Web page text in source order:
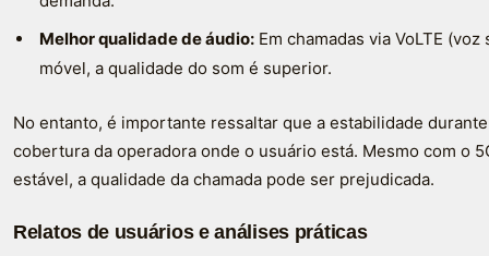
Melhor qualidade de áudio: Em chamadas via VoLTE
móvel, a qualidade do som é superior.
No entanto, é importante ressaltar que a estabilidade
cobertura da operadora onde o usuário está. Mesmo com o
estável, a qualidade da chamada pode ser prejudicada.
Relatos de usuários e análises práticas